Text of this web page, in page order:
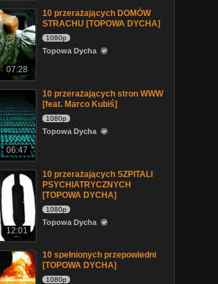
07:28
10 przerażających DOMÓW
STRACHU [TOPOWA DYCHA]
1080p
Topowa Dycha
06:47
10 przerażających stron WWW
[feat. Marco Kubiś]
1080p
Topowa Dycha
12:01
10 przerażających SZPITALI
PSYCHIATRYCZNYCH
[TOPOWA DYCHA]
1080p
Topowa Dycha
10 spełnionych przepowiedni
[TOPOWA DYCHA]
1080p